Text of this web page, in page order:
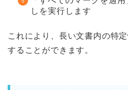
しを実行します
これにより、長い文書内の特
することができます。